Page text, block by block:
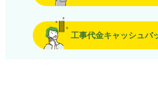
工事代金キャッシュバ